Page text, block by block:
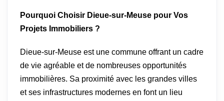
Pourquoi Choisir Dieue-sur-Meuse pour Vos
Projets Immobiliers ?
Dieue-sur-Meuse est une commune offrant un cadre
de vie agréable et de nombreuses opportunités
immobilières. Sa proximité avec les grandes villes
et ses infrastructures modernes en font un lieu